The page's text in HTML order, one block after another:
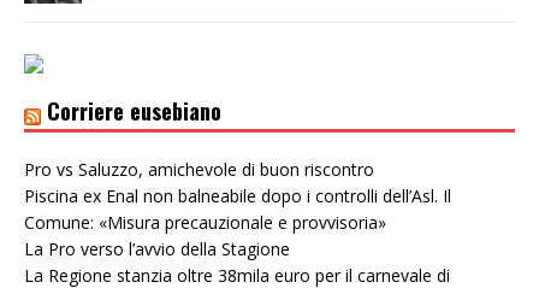
Corriere eusebiano
Pro vs Saluzzo, amichevole di buon riscontro
Piscina ex Enal non balneabile dopo i controlli dell’Asl. Il
Comune: «Misura precauzionale e provvisoria»
La Pro verso l’avvio della Stagione
La Regione stanzia oltre 38mila euro per il carnevale di